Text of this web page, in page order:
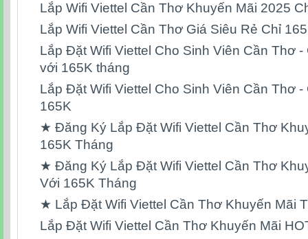
Lắp Wifi Viettel Cần Thơ Khuyến Mãi 2025
Lắp Wifi Viettel Cần Thơ Giá Siêu Rẻ Chỉ
Lắp Đặt Wifi Viettel Cho Sinh Viên Cần Thơ
với 165K tháng
Lắp Đặt Wifi Viettel Cho Sinh Viên Cần Thơ
165K
★ Đăng Ký Lắp Đặt Wifi Viettel Cần Thơ
165K Tháng
★ Đăng Ký Lắp Đặt Wifi Viettel Cần Thơ
Với 165K Tháng
★ Lắp Đặt Wifi Viettel Cần Thơ Khuyến Mãi
Lắp Đặt Wifi Viettel Cần Thơ Khuyến Mãi